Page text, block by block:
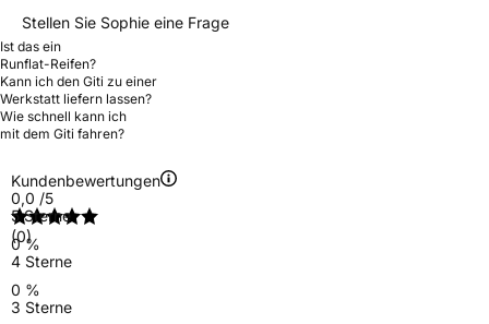
Stellen Sie Sophie eine Frage
Ist das ein
Runflat-Reifen?
Kann ich den Giti zu einer
Werkstatt liefern lassen?
Wie schnell kann ich
mit dem Giti fahren?
Kundenbewertungen
0,0 /5
(0)
5 Sterne
0 %
4 Sterne
0 %
3 Sterne